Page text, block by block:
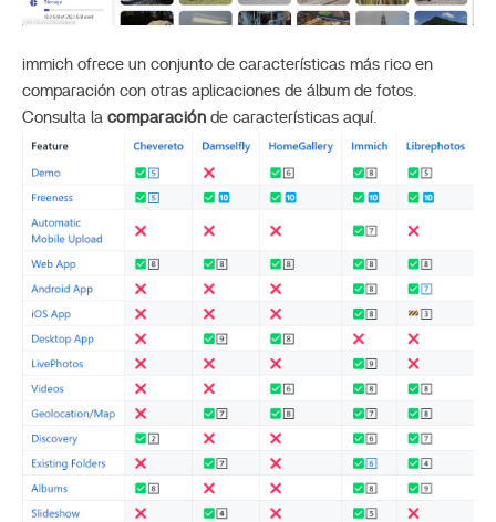
immich ofrece un conjunto de características más rico en
comparación con otras aplicaciones de álbum de fotos.
Consulta la comparación de características aquí.